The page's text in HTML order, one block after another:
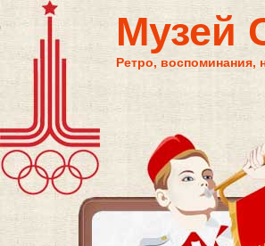
Музей
Ретро, воспоминания,